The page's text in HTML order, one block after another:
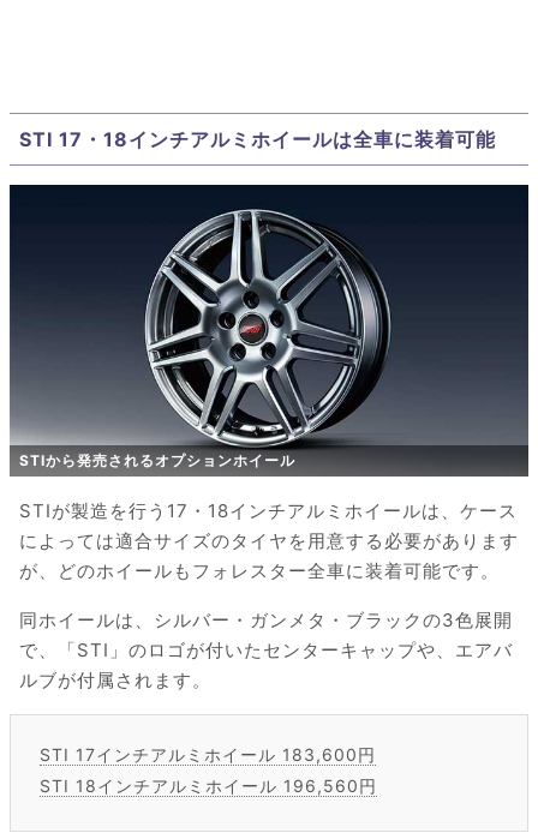
STI 17・18インチアルミホイールは全車に装着可能
STIから発売されるオプションホイール
STIが製造を行う17・18インチアルミホイールは、ケース
によっては適合サイズのタイヤを用意する必要があります
が、どのホイールもフォレスター全車に装着可能です。
同ホイールは、シルバー・ガンメタ・ブラックの3色展開
で、「STI」のロゴが付いたセンターキャップや、エアバ
ルブが付属されます。
STI 17インチアルミホイール 183,600円
STI 18インチアルミホイール 196,560円